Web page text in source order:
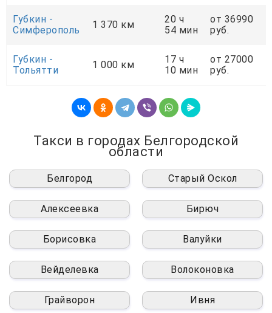
Губкин -
Симферополь
1 370 км
20 ч
54 мин
от 36990
руб.
Губкин -
Тольятти
1 000 км
17 ч
10 мин
от 27000
руб.
Такси в городах Белгородской
области
Белгород Старый Оскол
Алексеевка Бирюч
Борисовка Валуйки
Вейделевка Волоконовка
Грайворон Ивня